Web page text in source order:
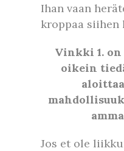
Ihan vaan
kroppaa siihen
Vinkki 1. on
oikein
Jos et ole